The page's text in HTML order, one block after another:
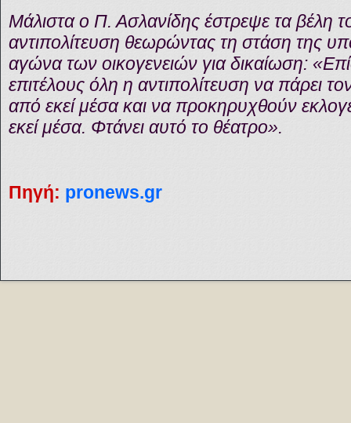
Μάλιστα ο Π. Ασλανίδης έστρεψε τα βέλη
αντιπολίτευση θεωρώντας τη στάση της
αγώνα των οικογενειών για δικαίωση:
επιτέλους όλη η αντιπολίτευση να πάρει
από εκεί μέσα και να προκηρυχθούν
εκεί μέσα. Φτάνει αυτό το θέατρο».
Πηγή: pronews.gr